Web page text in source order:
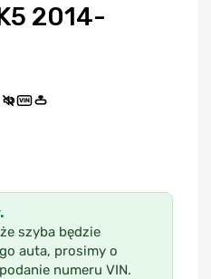
2014-
VIN
szyba będzie
auta, prosimy o
numeru VIN.